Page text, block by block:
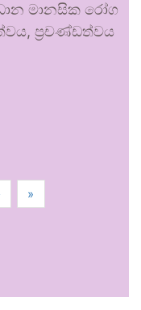
මානසික රෝග
ප්‍රචණ්ඩත්වය
»